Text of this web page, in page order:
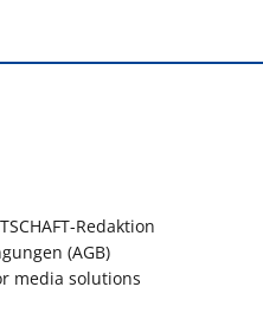
Redaktion
(AGB)
media solutions